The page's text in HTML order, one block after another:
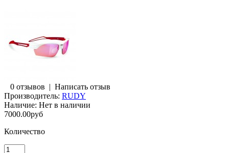
0 отзывов | Написать отзыв
Производитель: RUDY
Наличие: Нет в наличии
7000.00руб
Количество